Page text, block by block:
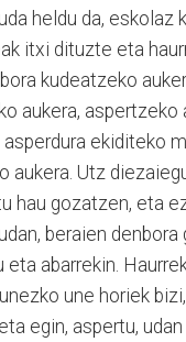
heldu da, eskolaz
itxi dituzte eta
kudeatzeko
aukera, aspertzeko
asperdura ekiditeko
aukera. Utz
hau gozatzen, eta
beraien denbora
abarrekin.
une horiek
egin, aspertu,